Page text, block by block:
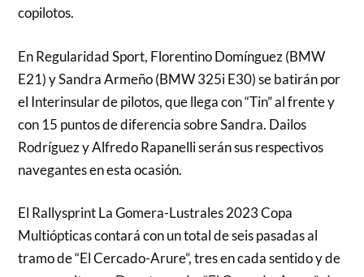
copilotos.
En Regularidad Sport, Florentino Domínguez (BMW
E21) y Sandra Armeño (BMW 325i E30) se batirán por
el Interinsular de pilotos, que llega con “Tin” al frente y
con 15 puntos de diferencia sobre Sandra. Dailos
Rodríguez y Alfredo Rapanelli serán sus respectivos
navegantes en esta ocasión.
El Rallysprint La Gomera-Lustrales 2023 Copa
Multiópticas contará con un total de seis pasadas al
tramo de “El Cercado-Arure”, tres en cada sentido y de